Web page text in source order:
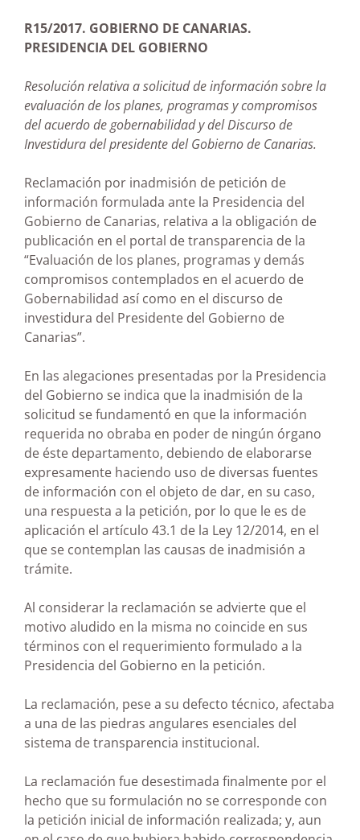
R15/2017. GOBIERNO DE CANARIAS.
PRESIDENCIA DEL GOBIERNO
Resolución relativa a solicitud de información sobre la
evaluación de los planes, programas y compromisos
del acuerdo de gobernabilidad y del Discurso de
Investidura del presidente del Gobierno de Canarias.
Reclamación por inadmisión de petición de
información formulada ante la Presidencia del
Gobierno de Canarias, relativa a la obligación de
publicación en el portal de transparencia de la
“Evaluación de los planes, programas y demás
compromisos contemplados en el acuerdo de
Gobernabilidad así como en el discurso de
investidura del Presidente del Gobierno de
Canarias”.
En las alegaciones presentadas por la Presidencia
del Gobierno se indica que la inadmisión de la
solicitud se fundamentó en que la información
requerida no obraba en poder de ningún órgano
de éste departamento, debiendo de elaborarse
expresamente haciendo uso de diversas fuentes
de información con el objeto de dar, en su caso,
una respuesta a la petición, por lo que le es de
aplicación el artículo 43.1 de la Ley 12/2014, en el
que se contemplan las causas de inadmisión a
trámite.
Al considerar la reclamación se advierte que el
motivo aludido en la misma no coincide en sus
términos con el requerimiento formulado a la
Presidencia del Gobierno en la petición.
La reclamación, pese a su defecto técnico, afectaba
a una de las piedras angulares esenciales del
sistema de transparencia institucional.
La reclamación fue desestimada finalmente por el
hecho que su formulación no se corresponde con
la petición inicial de información realizada; y, aun